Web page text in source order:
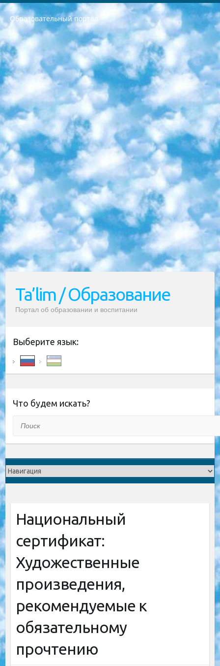
Образовательный портал
РЕСПУБЛИКА УЗБЕКИСТАН МИНИСТРЕРСТВО ДОШКОЛЬНОГО И ШКОЛЬНОГО ОБРАЗОВАНИЯ КОМАНДА в общеобразовательных учреждениях в 2023-2024 учебном году организация и проведение итоговой государственной аттестации обучающихся о Министра дошкольного и школьного образования Республики Узбекистан от 4 марта 2008 года (постановлением Минюста от 20 марта 2008 года № 1778 государственной регистрации) «Итоговое состояние учащихся общего среднего образования на основании положения об утверждении положения об аттестации общего среднего образования выпускной экзамен студентов в образовательных учреждениях в 2023-2024 учебном году В целях организации и прохождения аттестации приказываю: 1. Следующее: перечень предметов, по которым будет проводиться итоговая государственная аттестация и экзамен формы перевода согласно приложению 1; сертификаты международного образца, оценивающие уровень владения иностранными языками перечень согласно приложению 2; 2. Педагогический при специализированных образовательных учреждениях. научно-практический центр квалификации и международной оценки (Д.Давидова) 2024 г. До 25 марта: задания по предметам, по которым будет проводиться итоговая аттестация разработка и утверждение технических условий; итоговая аттестация на основании разработанного предметного задания разработка вопросов по предметам (устно и письменно), экзамен передача; общеобразовательные средние школы и специальные учебные заведения учащиеся выпускных классов школ и интернатов в агентской системе подготовка базы данных экзаменационных материалов и критериев оценки; перевод базы экзаменационных материалов на все языки обучения подать в Республиканский образовательный центр для изготовления; варианты экзаменов на основе разработанных контрольных материалов пусть будут поставлены задачи формирования. 3. Республиканский образовательный центр (Ш.Худайкулов) до 5 апреля 2024 года. до: база данных предоставленных экзаменационных материалов на все языки обучения перевод и экспертиза; для слепых, слабовидящих, глухих, слабослышащих и умственно отсталых детей учащиеся выпускных классов специализированных школ и школ-интернатов база данных экзаменационных материалов на всех преподаваемых языках подготовка критериев оценки; специализированные школы для умственно отсталых детей и технологии для учащихся выпускных классов школ-интернатов разработка соответствующих рекомендаций и критериев проведения ЕГЭ по естествознанию давать задания. 4. Педагогический при специализированных образовательных учреждениях. Научно-практический центр навыков и международной оценки (Д.Давидова), Республика образовательный центр (Худайкулов Ш.) итоговый государственный аттестационный экзамен ориентирован на творческое и логическое мышление при подготовке базы материалов учитывать введение заданий. 5. Следует отметить, что: сертификат государственного образца о знании общеобразовательного предмета и как минимум национальный уровень B1 по предметам на иностранных языках, указанным в Приложении 2. или международно признанный сертификат эквивалентного уровня студенты, изучающие определенный предмет, освобождаются от экзамена; по соответствующим предметам запланирована итоговая государственная аттестация за день до дня, путем жеребьевки Рабочей группой (в письменной форме по предметам, проводимым в форме) из числа сформированных вариантов выбрано 2 варианта; 2 выбранных варианта экзамена анонсированы на официальном сайте министерства и все выпускники по всей стране на основе этих вариантов проводит итоговую государственную аттестацию. 6. Государственное образование учащихся средних общеобразовательных учреждений. знания в соответствии с квалификационными требованиями, которые необходимо приобрести на основании стандартов итоговый (выпускной) контроль для 9 и 11 классов в целях тестирования Экзамены (далее – экзамены) состоят из предметов, перечисленных в приложении 1. будет сделано. 7. Экзамены пройдут с 26 мая по 15 июня 2024 г. (кроме науки физического воспитания). 8. Физическая для учащихся 9 классов общесредних образовательных учреждений. Экзамены по предмету «Образование, квалификация медицина» 1-6 мая 2024 года. сотрудники перевести под присмотр (с отклонениями в физическом или умственном развитии) специализированная школа для детей, школы-интернаты и со сколиозом школы-интернаты санаторного типа для больных детей исключены). 9. Он был слепым, слабовидящим и имел нарушения опорно-двигательного аппарата. экзамены в специализированных школах и интернатах для детей должны проводиться исходя из требований, предъявляемых к общеобразовательным учреждениям (физкультура кроме науки). 10. Специализированная школа для глухих и слабослышащих детей. и экзамены в интернатах и быть реализован в виде письменного теста по математике. 11. Специальность для умственно отсталых детей. Для 9 класса Родной язык и литературное письмо Государственный язык (язык обучения – узбекский). для неклассов) написано Математическое письмо Письменная/устная история Узбекистана Физическое воспитание практично Итоговый контроль Для 11 класса Написание родного языка и литературы (эссе) Математическое письмо Узбекский язык (обучение на узбекском языке) не посещающее общее среднее образование для учреждений)/Образовательное учреждение выбор письменный и устный Иностранный язык письменный/устный Письменная/устная история Узбекистана *По выбору студента:  Химия  Физика  Основы государственного права  География 10 бесплатных образовательных ресурсов - Мы составили подборку онлайн-проектов с интерактивными упражнениями, видеолекциями и статьями. Они помогут вам обрести новые и освежить старые знания бесплатно. 1. «ИНТУИТ» Старейшая образовательная площадка Рунета. Здесь вы найдёте сотни текстовых и видеокурсов на десятки различных тем — от программирования до психологии. Многие курсы подготовлены российскими университетами и крупными международными компаниями вроде Intel и Microsoft. Самостоятельное обучение бесплатное, но желающие могут оплатить услуги персональных наставников. 2. «Смартия» знакомит с актуальными профессиями и подсказывает, как им обучаться. Выбрав заинтересовавшую вас специальность — SMM-специалист, фотограф, веб-дизайнер или другую, — увидите список необходимых для неё умений. Чтобы вы могли освоить их самостоятельно, для каждого умения площадка отображает подборку ссылок на учебные материалы. Хотя «Смартия» ориентируется на русскоязычную аудиторию, часть контента всё же доступна только на английском. 3. «Лекторий Физтеха» Проект Московского физико-технического института (Физтеха). С его помощью вы можете смотреть онлайн серии лекций, записанные на видео в этом вузе. В числе доступных предметов — физика, биология, химия, информационные технологии и другие. К некоторым лекциям администрация ресурса прилагает готовые конспекты, которые можно скачивать в PDF-формате. 4. ITMOcourses Онлайн-площадка Санкт-Петербургского национального исследовательского университета информационных технологий, механики и оптики (ИТМО). Ресурс предоставляет свободный доступ к курсам, разработанным в этом вузе. Каталог материалов разбит на четыре категории: «Оптические системы и технологии», «Приборостроение и робототехника», «Информационные технологии» и «Биотехнологии». Курсы состоят из видеолекций, интерактивных демонстраций и заданий. 5. «КиберЛенинка» Электронная научная библиотека открытого доступа. Каталог площадки регулярно обрастает текстами статей из различных научных изданий. Сгруппированные по журналам и рубрикам публикации можно читать онлайн или скачивать целиком в PDF-формате. Проект нацелен на популяризацию науки за счёт открытого доступа к качественной информации. 6. «ПостНаука» На этом ресурсе публикуют подборки видеолекций, составленные экспертами из разных отраслей и объединённые общими темами. Среди них, к примеру, есть серии «Биоинформатика и геномика», «Культура средневековой Скандинавии» и Cinema Studies о теории кино. Каждая подборка лекций — логически связанная история, рассказанная экспертом от первого лица. Кроме того, на сайте появляются научно-образовательные статьи и тесты на разные темы. 7. «Newочём» Команда проекта «Newочём» отбирает самые интересные тексты из англоязычных СМИ и переводит те из них, за которые голосуют участники сообщества «ВКонтакте». По большей части это научно-популярные статьи. Редакторы придумывают лишь заголовки, в остальном содержание переводов соответствует оригиналам. Полные тексты можно читать прямо в социальной сети. 8. InternetUrok Онлайн-база материалов по основным дисциплинам школьной программы. Информация на сайте структурирована по классам, предметам и темам (урокам). Каждый урок состоит из видеолекций и конспектов. Есть также интерактивные тренажёры и тесты для закрепления пройденного материала. Даже если вы давно окончили школу, возможность повторить программу старших классов всегда может пригодиться. 9. Edutainme Ещё один ресурс об образовании. В отличие от Newtonew, как мне кажется, Edutainme больше ориентируется на представителей индустрии: педагогов, предпринимателей, разработчиков образовательных проектов. Но и любой, кто просто стремится к саморазвитию, найдёт на сайте много полезного и интересного для себя. Например, информацию о новых курсах и образовательных сервисах. 10. Newtonew Онлайн-медиа об образовании и обучении в широком смысле. Авторы Newtonew пишут об инструментах, заведениях, тактиках и стратегиях, которые помогают учить других и получать новые знания самостоятельно. На этой площадке вы найдёте новости, обзоры, аналитические мат
Ta’lim / Образование
Портал об образовании и воспитании
Выберите язык:
Что будем искать?
Национальный
сертификат:
Художественные
произведения,
рекомендуемые к
обязательному
прочтению